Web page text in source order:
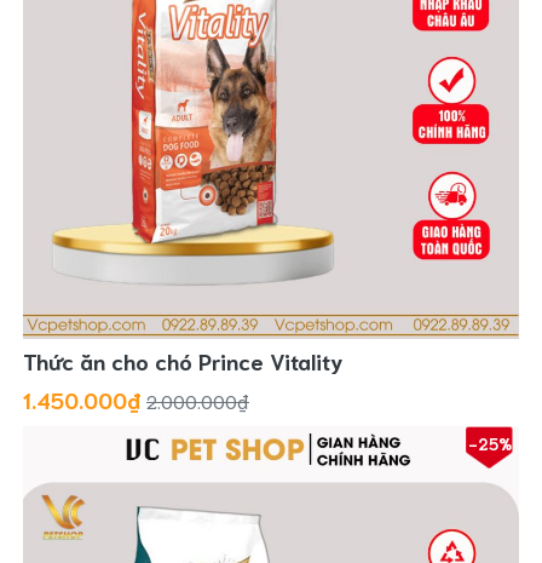
Thức ăn cho chó Prince Vitality
1.450.000₫ 2.000.000₫
-25%